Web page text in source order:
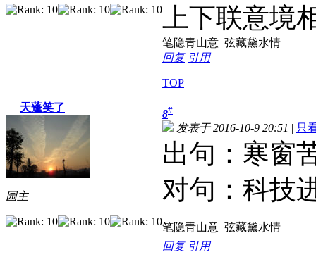
上下联意境
笔隐青山意 弦藏黛水情
回复 引用
TOP
天蓬笑了
园主
8#
发表于 2016-10-9 20:51 | 只
出句：寒窗
对句：科技
笔隐青山意 弦藏黛水情
回复 引用